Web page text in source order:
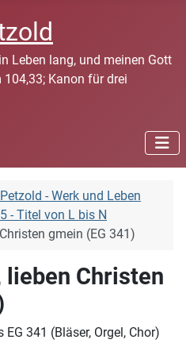
Leben lang, und meinen Gott
Kanon für drei
- Werk und Leben
- Titel von L bis N
gmein (EG 341)
lieben Christen
341 (Bläser, Orgel, Chor)